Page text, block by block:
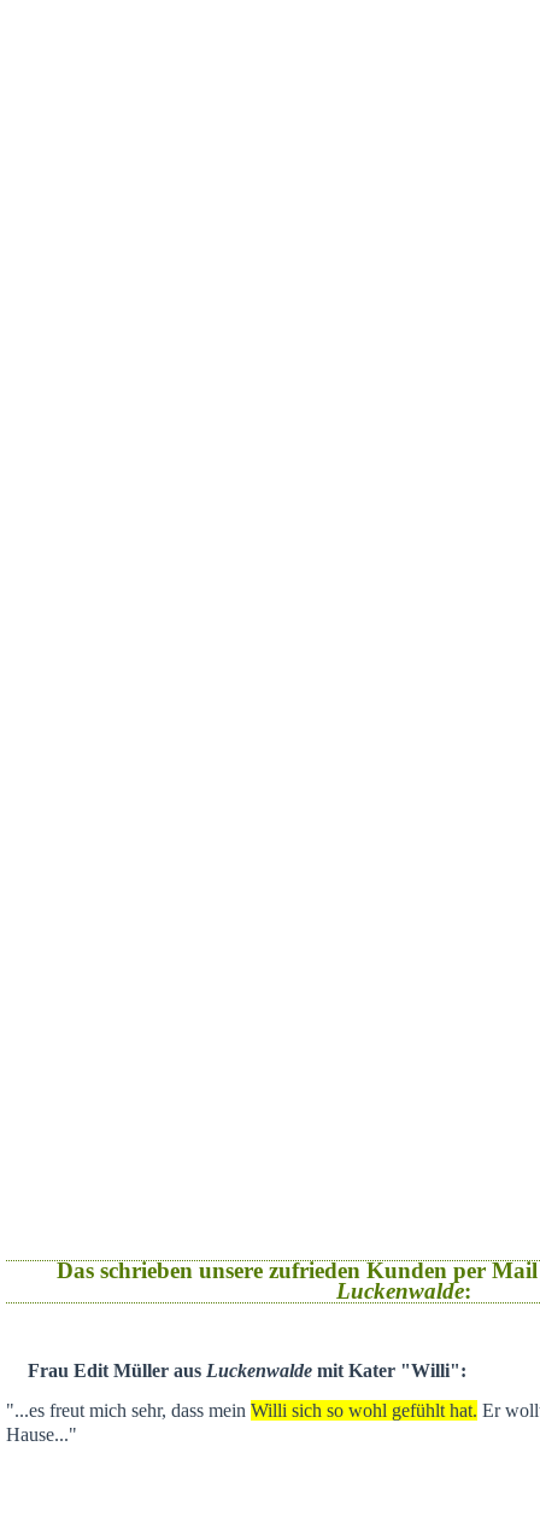
Das schrieben unsere zufrieden Kunden per
Luckenwalde:
Frau Edit Müller aus Luckenwalde mit Kater "Willi":
"...es freut mich sehr, dass mein Willi sich so wohl gefühlt hat. Er
Hause..."